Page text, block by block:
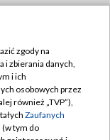
zgody na
i zbierania danych,
i ich
osobowych przez
również „TVP”),
Zaufanych
(w tym do